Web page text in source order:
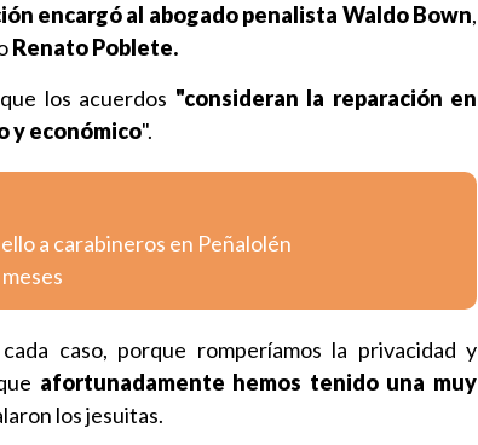
encargó al abogado penalista Waldo Bown,
Renato Poblete.
los acuerdos "consideran la reparación en
y económico".
a carabineros en Peñalolén
caso, porque romperíamos la privacidad y
afortunadamente hemos tenido una muy
los jesuitas.